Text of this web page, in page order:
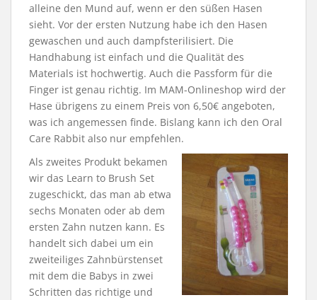
alleine den Mund auf, wenn er den süßen Hasen
sieht. Vor der ersten Nutzung habe ich den Hasen
gewaschen und auch dampfsterilisiert. Die
Handhabung ist einfach und die Qualität des
Materials ist hochwertig. Auch die Passform für die
Finger ist genau richtig. Im MAM-Onlineshop wird der
Hase übrigens zu einem Preis von 6,50€ angeboten,
was ich angemessen finde. Bislang kann ich den Oral
Care Rabbit also nur empfehlen.
Als zweites Produkt bekamen
wir das Learn to Brush Set
zugeschickt, das man ab etwa
sechs Monaten oder ab dem
ersten Zahn nutzen kann. Es
handelt sich dabei um ein
zweiteiliges Zahnbürstenset
mit dem die Babys in zwei
Schritten das richtige und